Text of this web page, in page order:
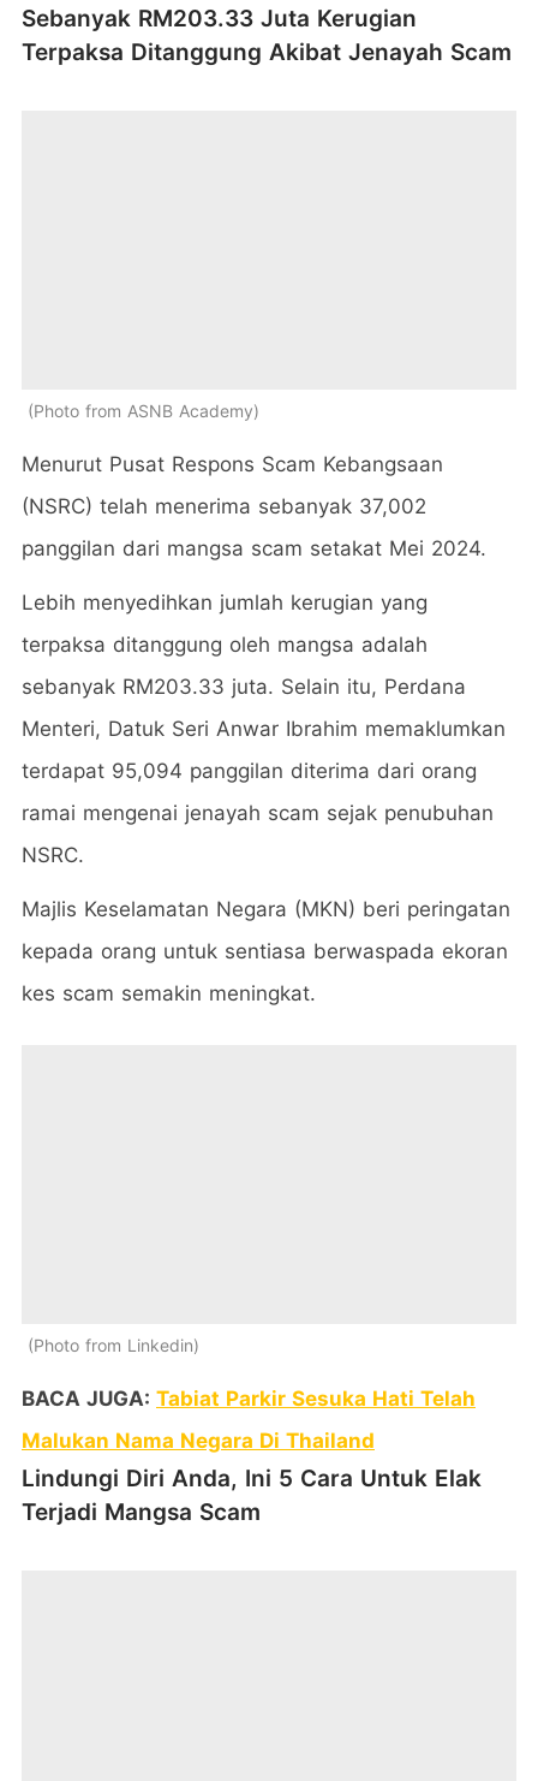
Sebanyak RM203.33 Juta Kerugian
Terpaksa Ditanggung Akibat Jenayah Scam
Photo from ASNB Academy
Menurut Pusat Respons Scam Kebangsaan
(NSRC) telah menerima sebanyak 37,002
panggilan dari mangsa scam setakat Mei 2024.
Lebih menyedihkan jumlah kerugian yang
terpaksa ditanggung oleh mangsa adalah
sebanyak RM203.33 juta. Selain itu, Perdana
Menteri, Datuk Seri Anwar Ibrahim memaklumkan
terdapat 95,094 panggilan diterima dari orang
ramai mengenai jenayah scam sejak penubuhan
NSRC.
Majlis Keselamatan Negara (MKN) beri peringatan
kepada orang untuk sentiasa berwaspada ekoran
kes scam semakin meningkat.
Photo from Linkedin
BACA JUGA: Tabiat Parkir Sesuka Hati Telah
Malukan Nama Negara Di Thailand
Lindungi Diri Anda, Ini 5 Cara Untuk Elak
Terjadi Mangsa Scam